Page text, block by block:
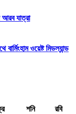
যাত্রা
ওয়েষ্ট মিডল্যান্ড
শনি
রবি